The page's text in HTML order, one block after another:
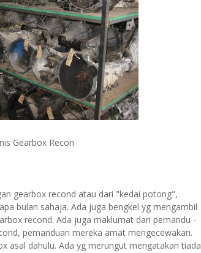
Gearbox Recon
gearbox recond atau dari "kedai potong",
bulan sahaja. Ada juga bengkel yg mengambil
recond. Ada juga maklumat dari pemandu -
pemanduan mereka amat mengecewakan.
asal dahulu. Ada yg merungut mengatakan tiada